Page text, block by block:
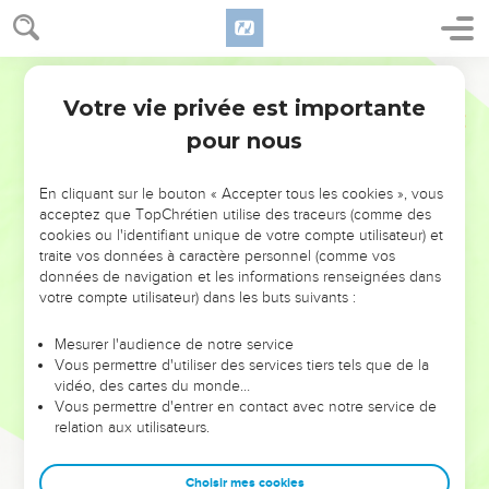
NE MANQUEZ PAS L’ÉVÉNEMENT
DE L’ANNÉE !
ET SI LEURS ERREURS POUVAIENT VOUS ÉVITER LES
VOTRES ?
leur foi ou leur vision. Mais on voit moins les doutes, les erreurs
et les saisons difficiles qu'ils ont traversés, alors même que ce
sont elles qui les ont façonnés.
Dans cette conférence, leaders, entrepreneurs, et responsables
clés pour avancer avec plus de sagesse afin que leurs erreurs
Votre vie privée est importante
pour nous
En cliquant sur le bouton « Accepter tous les cookies », vous
acceptez que TopChrétien utilise des traceurs (comme des
cookies ou l'identifiant unique de votre compte utilisateur) et
traite vos données à caractère personnel (comme vos
données de navigation et les informations renseignées dans
votre compte utilisateur) dans les buts suivants :
Mesurer l'audience de notre service
Vous permettre d'utiliser des services tiers tels que de la
vidéo, des cartes du monde…
Vous permettre d'entrer en contact avec notre service de
relation aux utilisateurs.
Choisir mes cookies